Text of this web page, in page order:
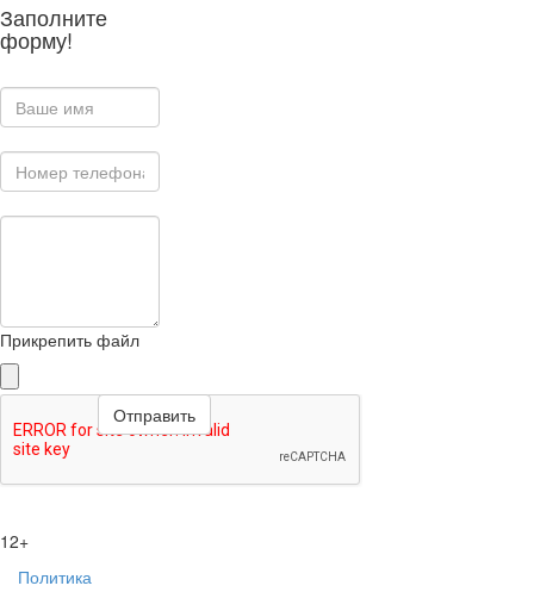
Заполните
форму!
Прикрепить файл
12+
Политика